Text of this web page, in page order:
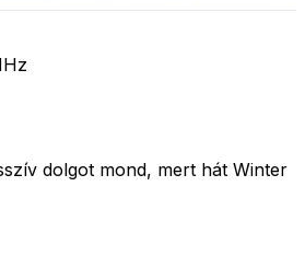
dolgot mond, mert hát Winter